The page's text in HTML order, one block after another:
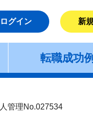
ログイン 新
転職成功例
管理No.027534